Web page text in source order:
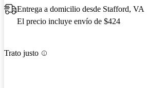
Entrega a domicilio desde Stafford, VA
El precio incluye envío de $424
Trato justo